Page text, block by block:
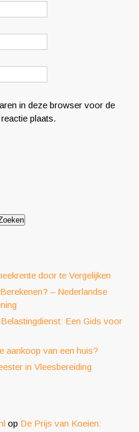
in deze browser voor de
plaats.
door te Vergelijken
– Nederlandse
Een Gids voor
aankoop van een huis?
in Vleesbereiding
op De Prijs van Koeien: